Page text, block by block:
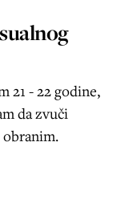
21 - 22 godine,
da zvuči